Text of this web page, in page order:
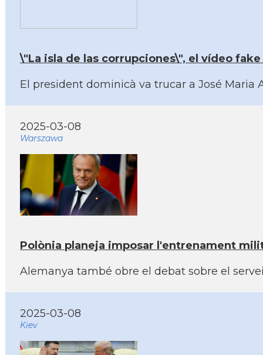
\"La isla de las corrupciones\", el vídeo
El president dominicà va trucar a José
2025-03-08
Warszawa
Polònia planeja imposar l'entrenament
Alemanya també obre el debat sobre el
2025-03-08
Kiev